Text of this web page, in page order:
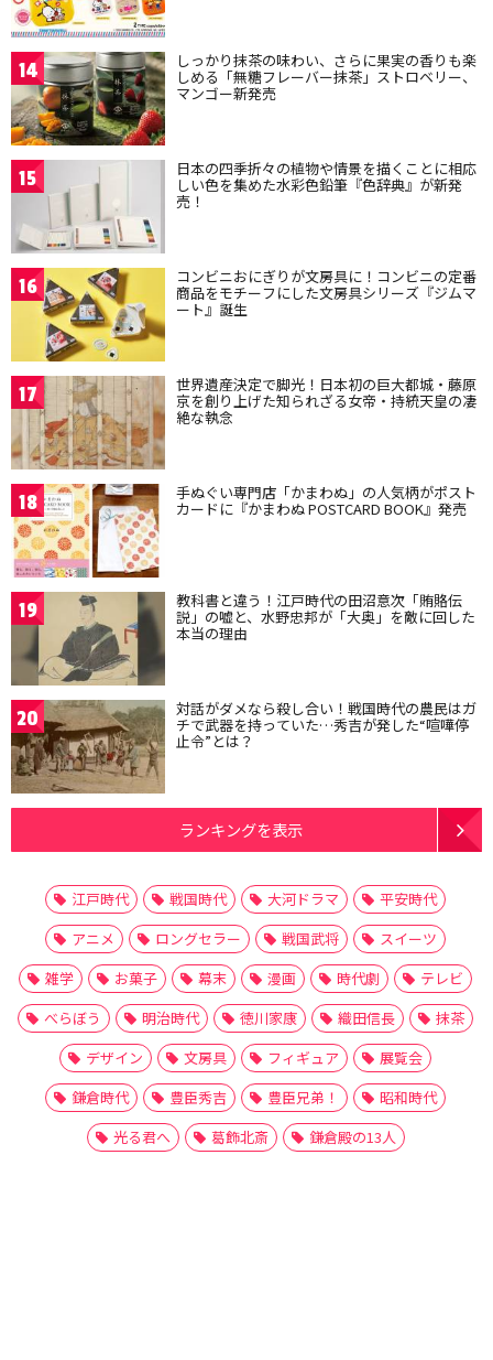
14 しっかり抹茶の味わい、さらに果実の香りも楽
しめる「無糖フレーバー抹茶」ストロベリー、
マンゴー新発売
15 日本の四季折々の植物や情景を描くことに相応
しい色を集めた水彩色鉛筆『色辞典』が新発
売！
16 コンビニおにぎりが文房具に！コンビニの定番
商品をモチーフにした文房具シリーズ『ジムマ
ート』誕生
17 世界遺産決定で脚光！日本初の巨大都城・藤原
京を創り上げた知られざる女帝・持統天皇の凄
絶な執念
18 手ぬぐい専門店「かまわぬ」の人気柄がポスト
カードに『かまわぬ POSTCARD BOOK』発売
19 教科書と違う！江戸時代の田沼意次「賄賂伝
説」の嘘と、水野忠邦が「大奥」を敵に回した
本当の理由
20 対話がダメなら殺し合い！戦国時代の農民はガ
チで武器を持っていた…秀吉が発した“喧嘩停
止令”とは？
ランキングを表示
江戸時代 戦国時代 大河ドラマ
平安時代
アニメ
ロングセラー 戦国武将
スイーツ
雑学
お菓子 幕末 漫画 時代劇
テレビ
べらぼう
明治時代 徳川家康 織田信長
抹茶
デザイン
文房具 フィギュア
展覧会
鎌倉時代
豊臣秀吉 豊臣兄弟！
昭和時代
光る君へ
葛飾北斎 鎌倉殿の13人